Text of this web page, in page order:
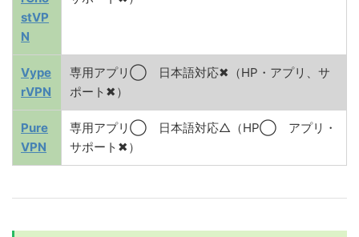
stVP
N
Vype
rVPN
専用アプリ◯ 日本語対応✖（HP・アプリ、サ
ポート✖）
Pure
VPN
専用アプリ◯ 日本語対応△（HP◯ アプリ・
サポート✖）